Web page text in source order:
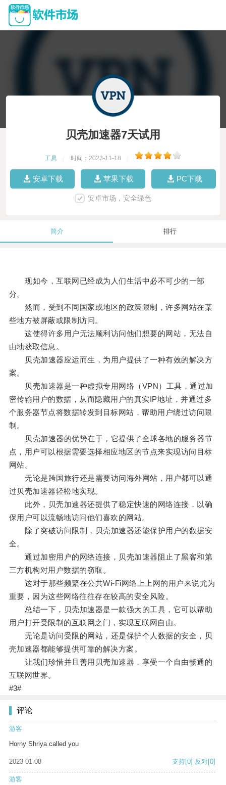
贝壳加速器7天试用
工具 时间：2023-11-18
安卓下载 苹果下载 PC下载
安卓市场，安全绿色
简介 排行
现如今，互联网已经成为人们生活中必不可少的一部
分。
然而，受到不同国家或地区的政策限制，许多网站在某
些地方被屏蔽或限制访问。
这使得许多用户无法顺利访问他们想要的网站，无法自
由地获取信息。
贝壳加速器应运而生，为用户提供了一种有效的解决方
案。
贝壳加速器是一种虚拟专用网络（VPN）工具，通过加
密传输用户的数据，从而隐藏用户的真实IP地址，并通过多
个服务器节点将数据转发到目标网站，帮助用户绕过访问限
制。
贝壳加速器的优势在于，它提供了全球各地的服务器节
点，用户可以根据需要选择相应地区的节点来实现访问目标
网站。
无论是跨国旅行还是需要访问海外网站，用户都可以通
过贝壳加速器轻松地实现。
此外，贝壳加速器还提供了稳定快速的网络连接，以确
保用户可以流畅地访问他们喜欢的网站。
除了突破访问限制，贝壳加速器还能保护用户的数据安
全。
通过加密用户的网络连接，贝壳加速器阻止了黑客和第
三方机构对用户数据的窃取。
这对于那些频繁在公共Wi-Fi网络上上网的用户来说尤为
重要，因为这些网络往往存在较高的安全风险。
总结一下，贝壳加速器是一款强大的工具，它可以帮助
用户打开受限制的互联网之门，实现互联网自由。
无论是访问受限的网站，还是保护个人数据的安全，贝
壳加速器都能够提供可靠的解决方案。
让我们珍惜并且善用贝壳加速器，享受一个自由畅通的
互联网世界。
#3#
评论
游客
Horny Shriya called you
2023-01-08 支持[0] 反对[0]
游客